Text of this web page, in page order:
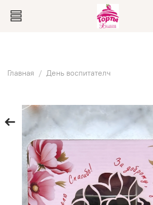
Главная День воспитателч